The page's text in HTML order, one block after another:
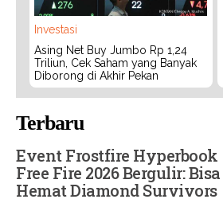
Investasi
Asing Net Buy Jumbo Rp 1,24
Triliun, Cek Saham yang Banyak
Diborong di Akhir Pekan
Terbaru
Event Frostfire Hyperbook
Free Fire 2026 Bergulir: Bisa
Hemat Diamond Survivors